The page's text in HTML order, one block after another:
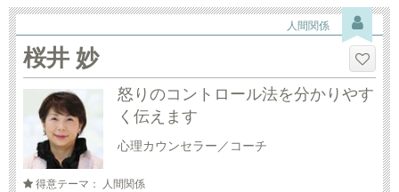
人間関係
桜井 妙
怒りのコントロール法を分かりやす
く伝えます
心理カウンセラー／コーチ
得意テーマ： 人間関係